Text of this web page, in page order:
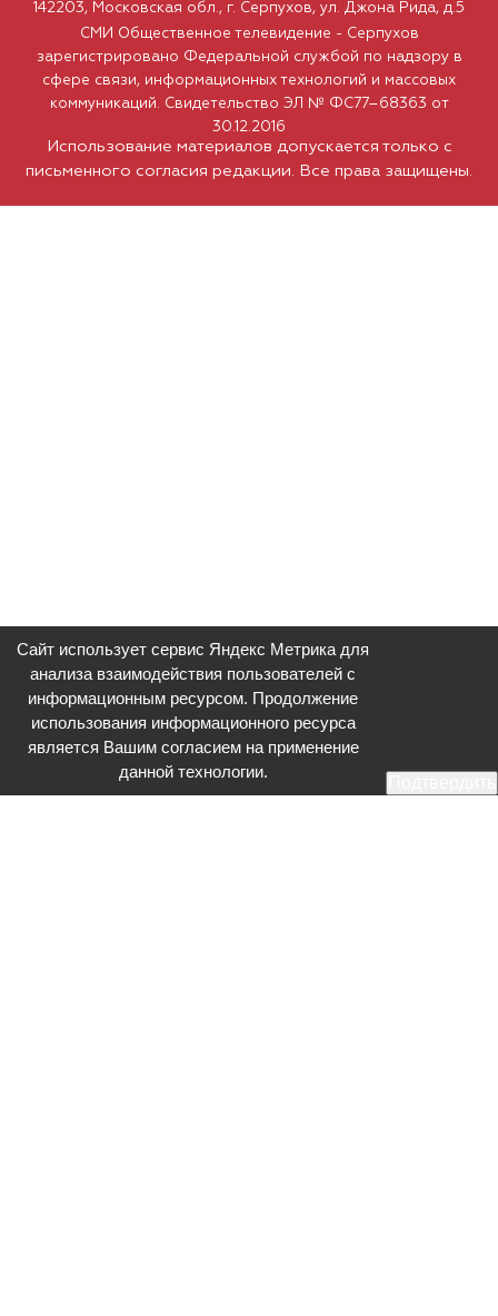
Использование материалов допускается только с
письменного согласия редакции. Все права защищены.
142203, Московская обл., г. Серпухов, ул. Джона Рида, д.5
СМИ Общественное телевидение - Серпухов
зарегистрировано Федеральной службой по надзору в
сфере связи, информационных технологий и массовых
коммуникаций. Свидетельство ЭЛ № ФС77–68363 от
30.12.2016
Сайт использует сервис Яндекс Метрика для
анализа взаимодействия пользователей с
информационным ресурсом. Продолжение
использования информационного ресурса
является Вашим согласием на применение
данной технологии.